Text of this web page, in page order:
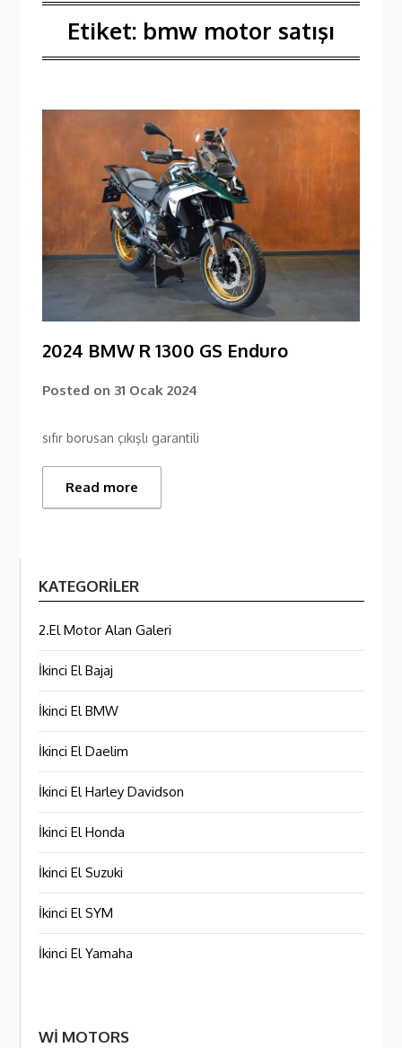
Etiket: bmw motor satışı
2024 BMW R 1300 GS Enduro
Posted on 31 Ocak 2024
sıfır borusan çıkışlı garantili
Read more
KATEGORILER
2.El Motor Alan Galeri
İkinci El Bajaj
İkinci El BMW
İkinci El Daelim
İkinci El Harley Davidson
İkinci El Honda
İkinci El Suzuki
İkinci El SYM
İkinci El Yamaha
WI MOTORS